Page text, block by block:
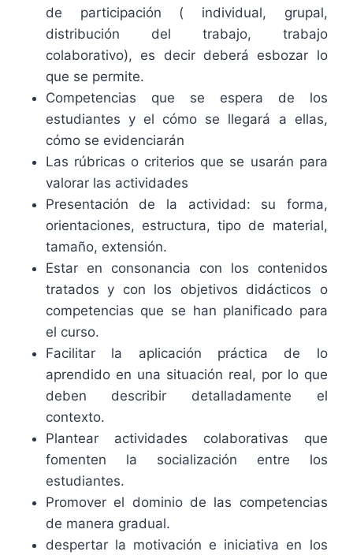
de participación ( individual, grupal,
distribución del trabajo, trabajo
colaborativo), es decir deberá esbozar lo
que se permite.
Competencias que se espera de los
estudiantes y el cómo se llegará a ellas,
cómo se evidenciarán
Las rúbricas o criterios que se usarán para
valorar las actividades
Presentación de la actividad: su forma,
orientaciones, estructura, tipo de material,
tamaño, extensión.
Estar en consonancia con los contenidos
tratados y con los objetivos didácticos o
competencias que se han planificado para
el curso.
Facilitar la aplicación práctica de lo
aprendido en una situación real, por lo que
deben describir detalladamente el
contexto.
Plantear actividades colaborativas que
fomenten la socialización entre los
estudiantes.
Promover el dominio de las competencias
de manera gradual.
despertar la motivación e iniciativa en los